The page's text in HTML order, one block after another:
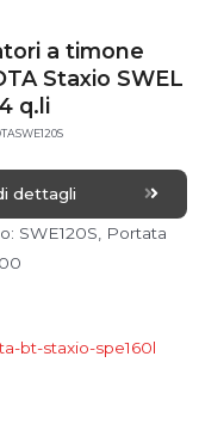
a timone
Staxio SWEL
q.li
dettagli
SWE120S, Portata